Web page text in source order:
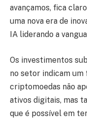
avançamos, fica
uma nova era de
IA liderando a
Os investimentos
no setor indicam um
criptomoedas não
ativos digitais, mas
que é possível em